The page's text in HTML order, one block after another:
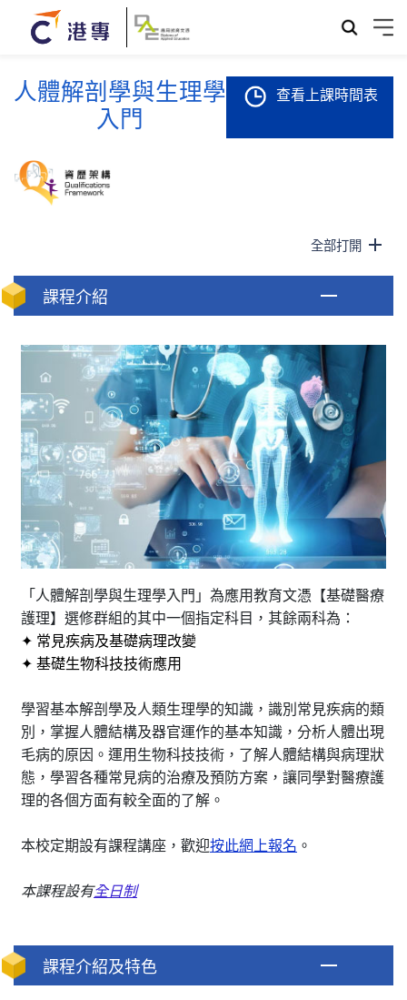
人體解剖學與生理學
入門
查看上課時間表
全部打開
課程介紹
「人體解剖學與生理學入門」為應用教育文憑【基礎醫療
護理】選修群組的其中一個指定科目，其餘兩科為：
✦ 常見疾病及基礎病理改變
✦ 基礎生物科技技術應用
學習基本解剖學及人類生理學的知識，識別常見疾病的類
別，掌握人體結構及器官運作的基本知識，分析人體出現
毛病的原因。運用生物科技技術，了解人體結構與病理狀
態，學習各種常見病的治療及預防方案，讓同學對醫療護
理的各個方面有較全面的了解。
本校定期設有課程講座，歡迎按此網上報名 。
本課程設有全日制
課程介紹及特色